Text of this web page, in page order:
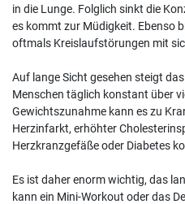
in die Lunge. Folglich sinkt die
es kommt zur Müdigkeit. Ebenso
oftmals Kreislaufstörungen mit
Auf lange Sicht gesehen steigt
Menschen täglich konstant über
Gewichtszunahme kann es zu
Herzinfarkt, erhöhter
Herzkranzgefäße oder Diabetes
Es ist daher enorm wichtig, das
kann ein Mini-Workout oder das